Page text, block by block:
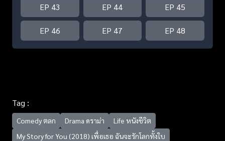
EP 43 EP 44 EP 45
EP 46 EP 47 EP 48
Tag :
Comedy ตลก Drama ดราม่า
Life หนังชีวิต
My Story for You (2018) เพื่อเธอ ฉันจะรักโลกทั้งใบ